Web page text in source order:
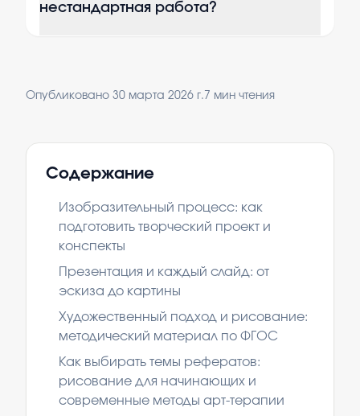
нестандартная работа?
Опубликовано 30 марта 2026 г.7 мин чтения
Содержание
Изобразительный процесс: как
подготовить творческий проект и
конспекты
Презентация и каждый слайд: от
эскиза до картины
Художественный подход и рисование:
методический материал по ФГОС
Как выбирать темы рефератов:
рисование для начинающих и
современные методы арт-терапии